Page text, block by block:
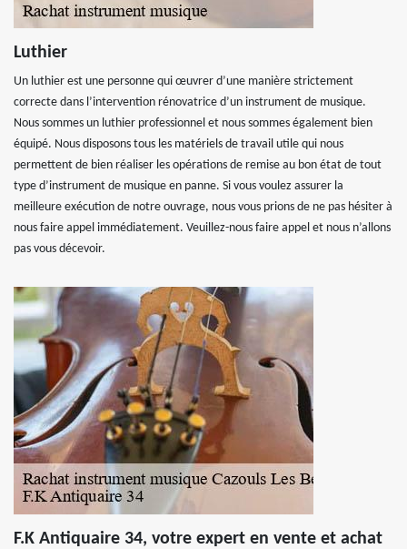
Luthier
Un luthier est une personne qui œuvrer d’une manière strictement
correcte dans l’intervention rénovatrice d’un instrument de musique.
Nous sommes un luthier professionnel et nous sommes également bien
équipé. Nous disposons tous les matériels de travail utile qui nous
permettent de bien réaliser les opérations de remise au bon état de tout
type d’instrument de musique en panne. Si vous voulez assurer la
meilleure exécution de notre ouvrage, nous vous prions de ne pas hésiter à
nous faire appel immédiatement. Veuillez-nous faire appel et nous n’allons
pas vous décevoir.
F.K Antiquaire 34, votre expert en vente et achat